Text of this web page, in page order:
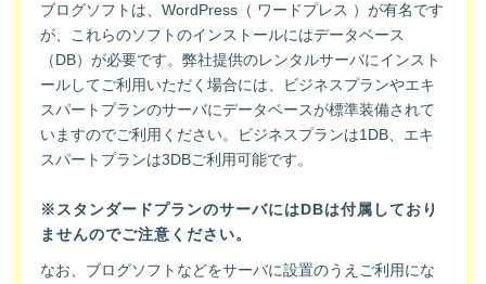
ブログソフトは、WordPress（ ワードプレス ）が有名です
が、これらのソフトのインストールにはデータベース
（DB）が必要です。弊社提供のレンタルサーバにインスト
ールしてご利用いただく場合には、ビジネスプランやエキ
スパートプランのサーバにデータベースが標準装備されて
いますのでご利用ください。ビジネスプランは1DB、エキ
スパートプランは3DBご利用可能です。
※スタンダードプランのサーバにはDBは付属しており
ませんのでご注意ください。
なお、ブログソフトなどをサーバに設置のうえご利用にな